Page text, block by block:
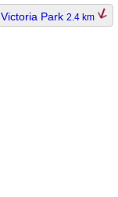
Victoria Park 2.4 km